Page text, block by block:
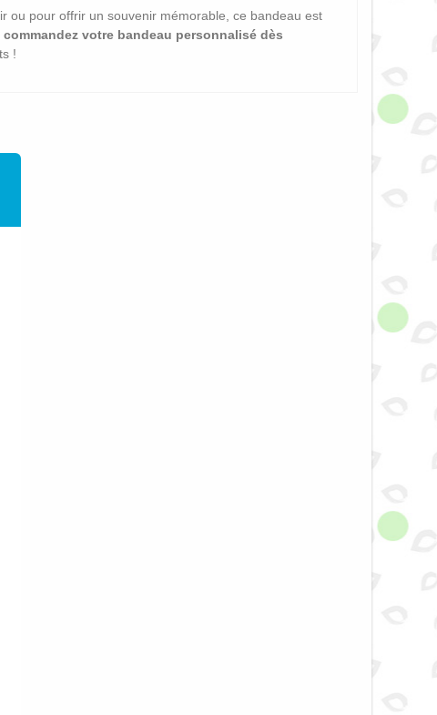
ou pour offrir un souvenir mémorable, ce bandeau est
votre bandeau personnalisé dès
!